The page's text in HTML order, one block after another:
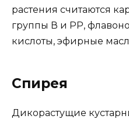
растения считаются
группы В и РР,
кислоты, эфирные
Спирея
Дикорастущие